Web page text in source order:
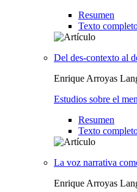
Resumen
Texto
Del des-contexto al
Enrique Arroyas
Estudios sobre el
Resumen
Texto
La voz narrativa
Enrique Arroyas